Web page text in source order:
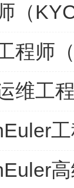
（
程师
维工